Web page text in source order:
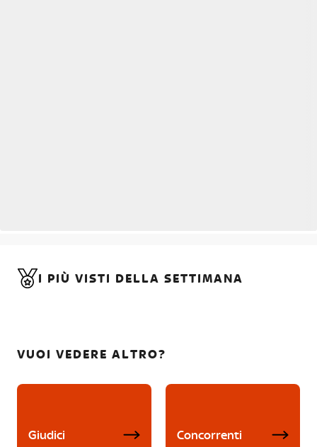
I PIÙ VISTI DELLA SETTIMANA
VUOI VEDERE ALTRO?
Giudici Concorrenti